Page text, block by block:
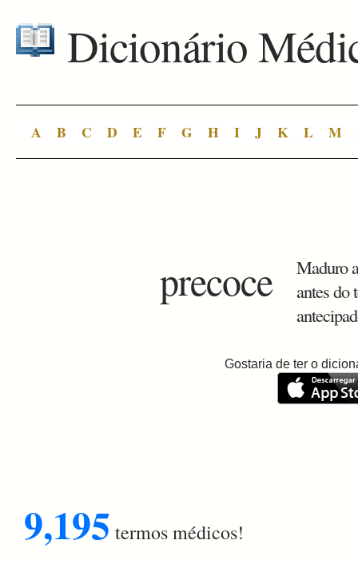
Dicionário
A B C D E F G H I J K L M
precoce
Maduro
antes do
Gostaria de ter o
9,195 termos médicos!